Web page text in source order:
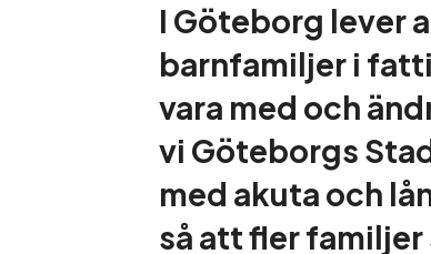
I Göteborg lever
barnfamiljer i
vara med och
vi Göteborgs
med akuta och
så att fler